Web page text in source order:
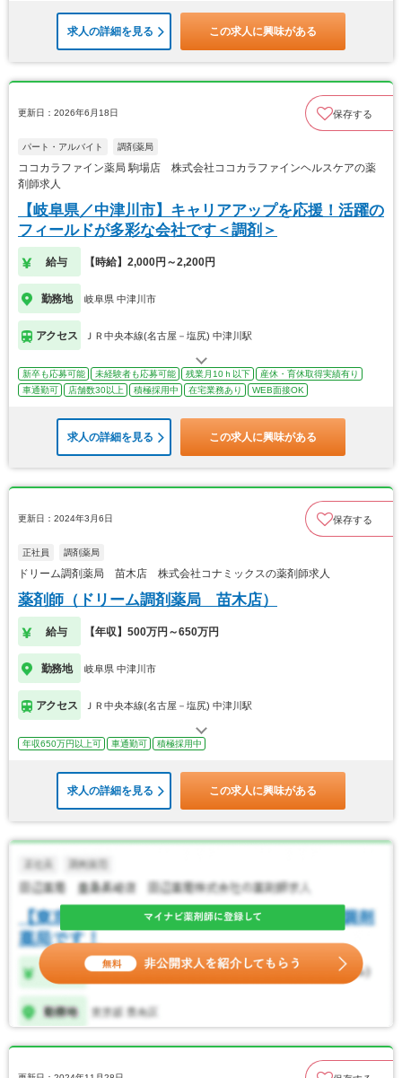
求人の詳細を見る この求人に興味がある
更新日：2026年6月18日 保存する
パート・アルバイト 調剤薬局
ココカラファイン薬局 駒場店 株式会社ココカラファインヘルスケアの薬
剤師求人
【岐阜県／中津川市】キャリアアップを応援！活躍の
フィールドが多彩な会社です＜調剤＞
給与 【時給】2,000円～2,200円
勤務地 岐阜県 中津川市
アクセス ＪＲ中央本線(名古屋－塩尻) 中津川駅
新卒も応募可能 未経験者も応募可能 残業月10ｈ以下
産休・育休取得実績有り
車通勤可
店舗数30以上 積極採用中 在宅業務あり WEB面接OK
求人の詳細を見る この求人に興味がある
更新日：2024年3月6日 保存する
正社員 調剤薬局
ドリーム調剤薬局 苗木店 株式会社コナミックスの薬剤師求人
薬剤師（ドリーム調剤薬局 苗木店）
給与 【年収】500万円～650万円
勤務地 岐阜県 中津川市
アクセス ＪＲ中央本線(名古屋－塩尻) 中津川駅
年収650万円以上可 車通勤可 積極採用中
求人の詳細を見る この求人に興味がある